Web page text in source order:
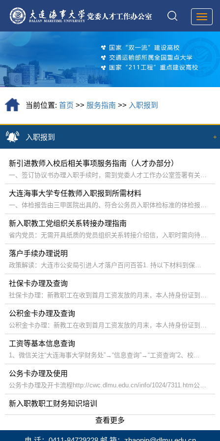
当前位置: 首页 >> 服务指南 >> 入职报到
入职报到 +
新引进教师入校后相关事项服务指南（人才办部分）
一、签订协议书办理入职手续时，需到党委人才工作办公室签署有关人才待...
大连海事大学专任教师入职报到所需材料
一、体检报告由三甲医院出具的、符合公务员入职体检标准的体检报告。二...
新入职教工党组织关系转接办理指南
省内党员：无需开具纸质的党员组织关系转接介绍信，入职时需向待入职二...
落户手续办理说明
政策解读：大连市公安局引进人才落户百问百答1. 持以下材料到保卫处户籍...
社保卡办理及查询
社保卡办理：新教职工在收到首月工资发放的月末，本人持身份证到高新园...
公积金卡办理及查询
公积金卡办理：新教工在收到首月工资发放的月末，本人持身份证到大连市...
工资等基本信息查询
1、微信关注“大连海事大学财务处”→“信息查询”→“工资查询”2、校...
公务卡办理及使用
公务卡办理及开卡流程http://cwc.dlmu.edu.cn/info/1024/7311.htm公务卡...
新入职教职工财务知识培训
查看更多